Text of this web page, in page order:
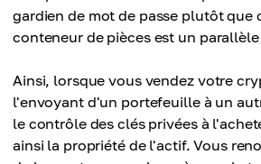
gardien de mot de passe plutôt que
conteneur de pièces est un
Ainsi, lorsque vous vendez votre
l'envoyant d'un portefeuille à un
le contrôle des clés privées à
ainsi la propriété de l'actif. Vous